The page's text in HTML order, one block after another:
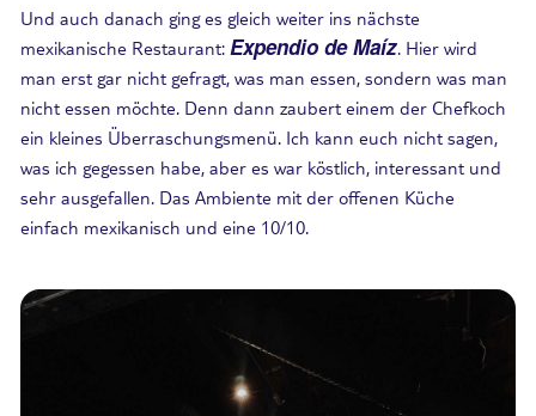
Und auch danach ging es gleich weiter ins nächste
mexikanische Restaurant: Expendio de Maíz. Hier wird
man erst gar nicht gefragt, was man essen, sondern was man
nicht essen möchte. Denn dann zaubert einem der Chefkoch
ein kleines Überraschungsmenü. Ich kann euch nicht sagen,
was ich gegessen habe, aber es war köstlich, interessant und
sehr ausgefallen. Das Ambiente mit der offenen Küche
einfach mexikanisch und eine 10/10.